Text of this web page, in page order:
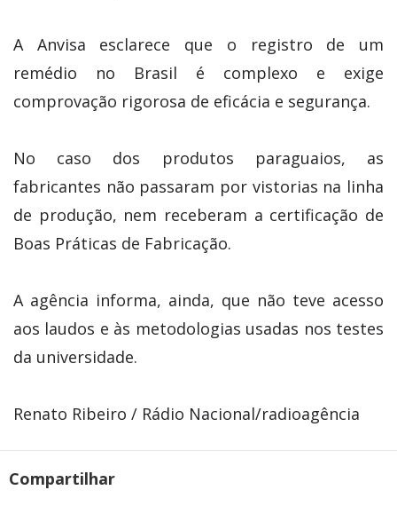
A Anvisa esclarece que o registro de um
remédio no Brasil é complexo e exige
comprovação rigorosa de eficácia e segurança.
No caso dos produtos paraguaios, as
fabricantes não passaram por vistorias na linha
de produção, nem receberam a certificação de
Boas Práticas de Fabricação.
A agência informa, ainda, que não teve acesso
aos laudos e às metodologias usadas nos testes
da universidade.
Renato Ribeiro / Rádio Nacional/radioagência
Compartilhar